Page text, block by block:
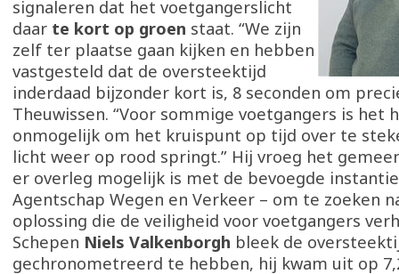
signaleren dat het voetgangerslicht
daar te kort op groen staat. “We zijn
zelf ter plaatse gaan kijken en hebben
vastgesteld dat de oversteektijd
inderdaad bijzonder kort is, 8 seconden om
Theuwissen. “Voor sommige voetgangers is het
onmogelijk om het kruispunt op tijd over te
licht weer op rood springt.” Hij vroeg het
er overleg mogelijk is met de bevoegde
Agentschap Wegen en Verkeer – om te zoeken
oplossing die de veiligheid voor voetgangers
Schepen Niels Valkenborgh bleek de
gechronometreerd te hebben, hij kwam uit op